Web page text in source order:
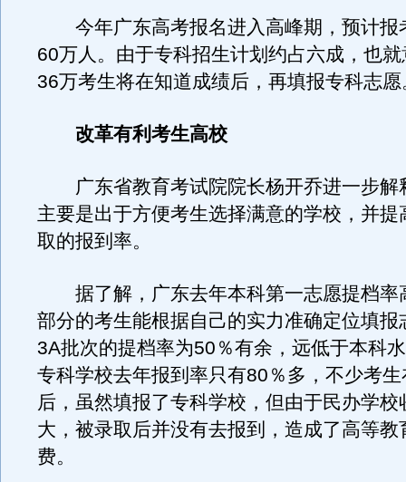
今年广东高考报名进入高峰期，预计报
60万人。由于专科招生计划约占六成，也
36万考生将在知道成绩后，再填报专科志愿
改革有利考生高校
广东省教育考试院院长杨开乔进一步解
主要是出于方便考生选择满意的学校，并提
取的报到率。
据了解，广东去年本科第一志愿提档率
部分的考生能根据自己的实力准确定位填报
3A批次的提档率为50％有余，远低于本科
专科学校去年报到率只有80％多，不少考
后，虽然填报了专科学校，但由于民办学校
大，被录取后并没有去报到，造成了高等教
费。